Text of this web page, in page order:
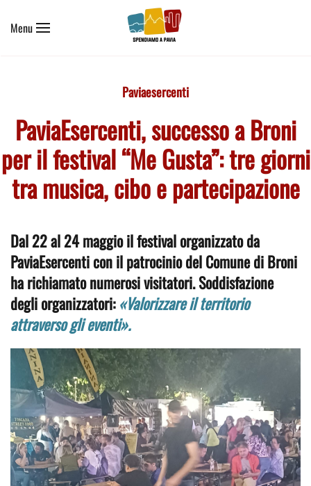
Skip to main content
Menu
Paviaesercenti
PaviaEsercenti, successo a Broni
per il festival “Me Gusta”: tre giorni
tra musica, cibo e partecipazione
Dal 22 al 24 maggio il festival organizzato da
PaviaEsercenti con il patrocinio del Comune di Broni
ha richiamato numerosi visitatori. Soddisfazione
degli organizzatori:«Valorizzare il territorio
attraverso gli eventi».